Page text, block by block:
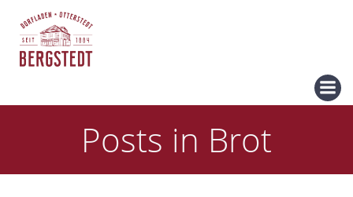
Posts in Brot